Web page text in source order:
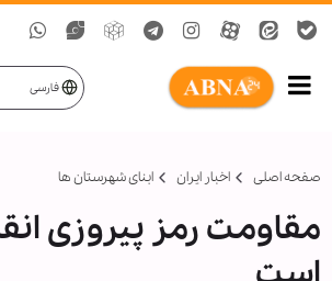
فارسی
صفحه اصلی اخبار ایران ابنای شهرستان ها
مقاومت رمز پیروزی